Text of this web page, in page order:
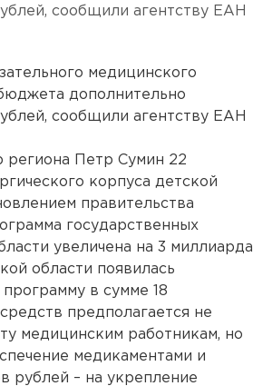
сообщили агентству ЕАН
медицинского
дополнительно
сообщили агентству ЕАН
региона Петр Сумин 22
корпуса детской
правительства
государственных
увеличена на 3 миллиарда
области появилась
в сумме 18
предполагается не
медицинским работникам, но
медикаментами и
рублей – на укрепление